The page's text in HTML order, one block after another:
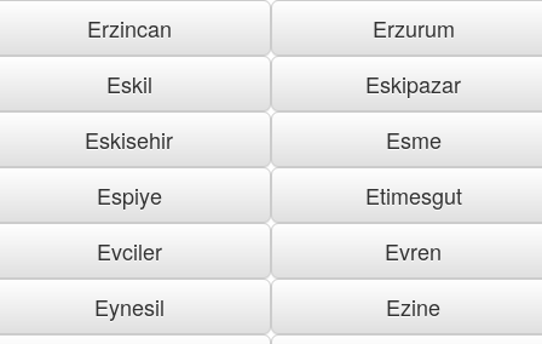
Erzincan
Erzurum
Eskil
Eskipazar
Eskisehir
Esme
Espiye
Etimesgut
Evciler
Evren
Eynesil
Ezine